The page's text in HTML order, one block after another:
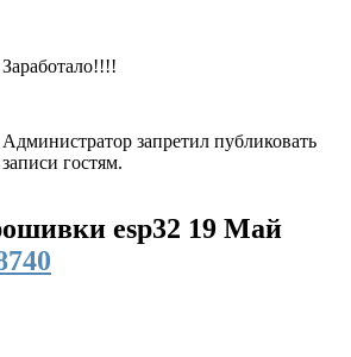
Заработало!!!!
Администратор запретил публиковать
записи гостям.
esp32 19 Май